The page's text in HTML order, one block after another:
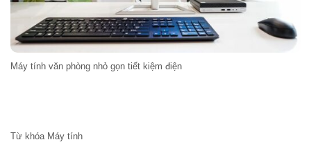
Máy tính văn phòng nhỏ gọn tiết kiệm điện
Từ khóa Máy tính